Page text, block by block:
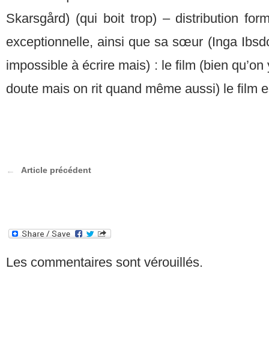
Skarsgård) (qui boit trop) – distribution
exceptionnelle, ainsi que sa sœur (Inga
impossible à écrire mais) : le film (bien
doute mais on rit quand même aussi) le film
Article précédent
Les commentaires sont vérouillés.